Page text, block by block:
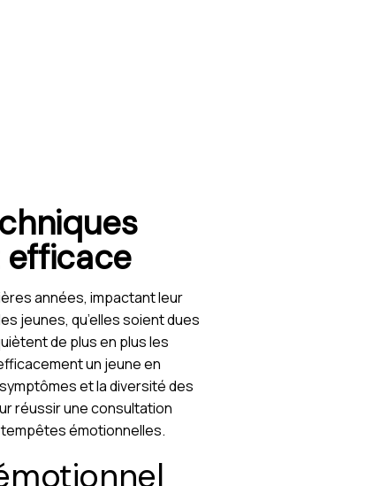
efficace
années, impactant leur
jeunes, qu’elles soient dues
de plus en plus les
un jeune en
et la diversité des
réussir une consultation
émotionnelles.